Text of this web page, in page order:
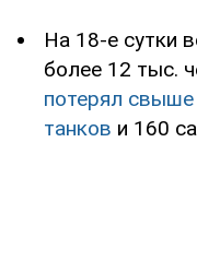
На 18-е сутки
более 12 тыс.
потерял
танков и 160